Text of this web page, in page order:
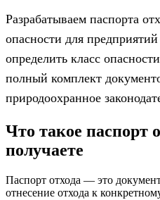
Разрабатываем паспорта
опасности для
определить класс
полный комплект
природоохранное
Что такое паспорт
получаете
Паспорт отхода — это
отнесение отхода к